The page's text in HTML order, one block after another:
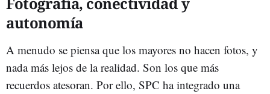
autonomía
A menudo se piensa que los mayores no hacen fotos, y
nada más lejos de la realidad. Son los que más
recuerdos atesoran. Por ello, SPC ha integrado una